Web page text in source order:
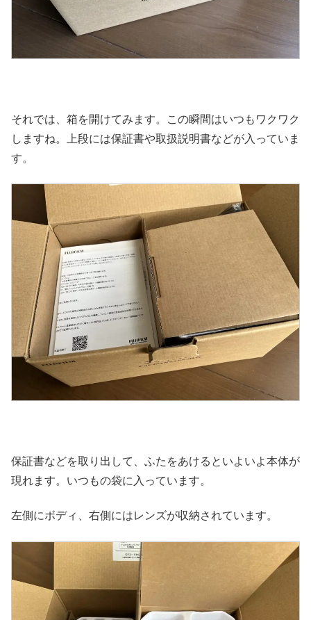
それでは、箱を開けてみます。この瞬間はいつもワクワク
しますね。上段には保証書や取扱説明書などが入っていま
す。
保証書などを取り出して、ふたをあけるといよいよ本体が
現れます。いつもの袋に入っています。
左側にボディ、右側にはレンズが収納されています。